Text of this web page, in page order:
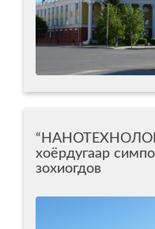
хоёрдугаар
зохиогдов